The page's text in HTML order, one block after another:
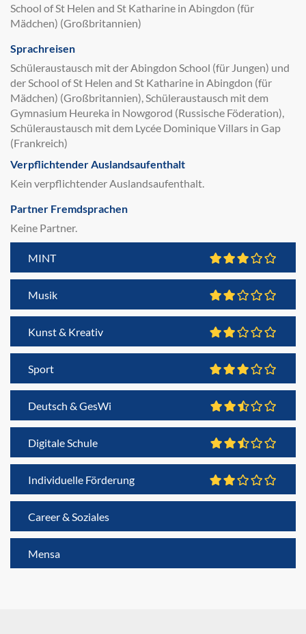
School of St Helen and St Katharine in Abingdon (für
Mädchen) (Großbritannien)
Sprachreisen
Schüleraustausch mit der Abingdon School (für Jungen) und
der School of St Helen and St Katharine in Abingdon (für
Mädchen) (Großbritannien), Schüleraustausch mit dem
Gymnasium Heureka in Nowgorod (Russische Föderation),
Schüleraustausch mit dem Lycée Dominique Villars in Gap
(Frankreich)
Verpflichtender Auslandsaufenthalt
Kein verpflichtender Auslandsaufenthalt.
Partner Fremdsprachen
Keine Partner.
MINT
Musik
Kunst & Kreativ
Sport
Deutsch & GesWi
Digitale Schule
Individuelle Förderung
Career & Soziales
Mensa